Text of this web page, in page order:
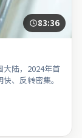
83:36
大陆，2024年首
、反转密集。